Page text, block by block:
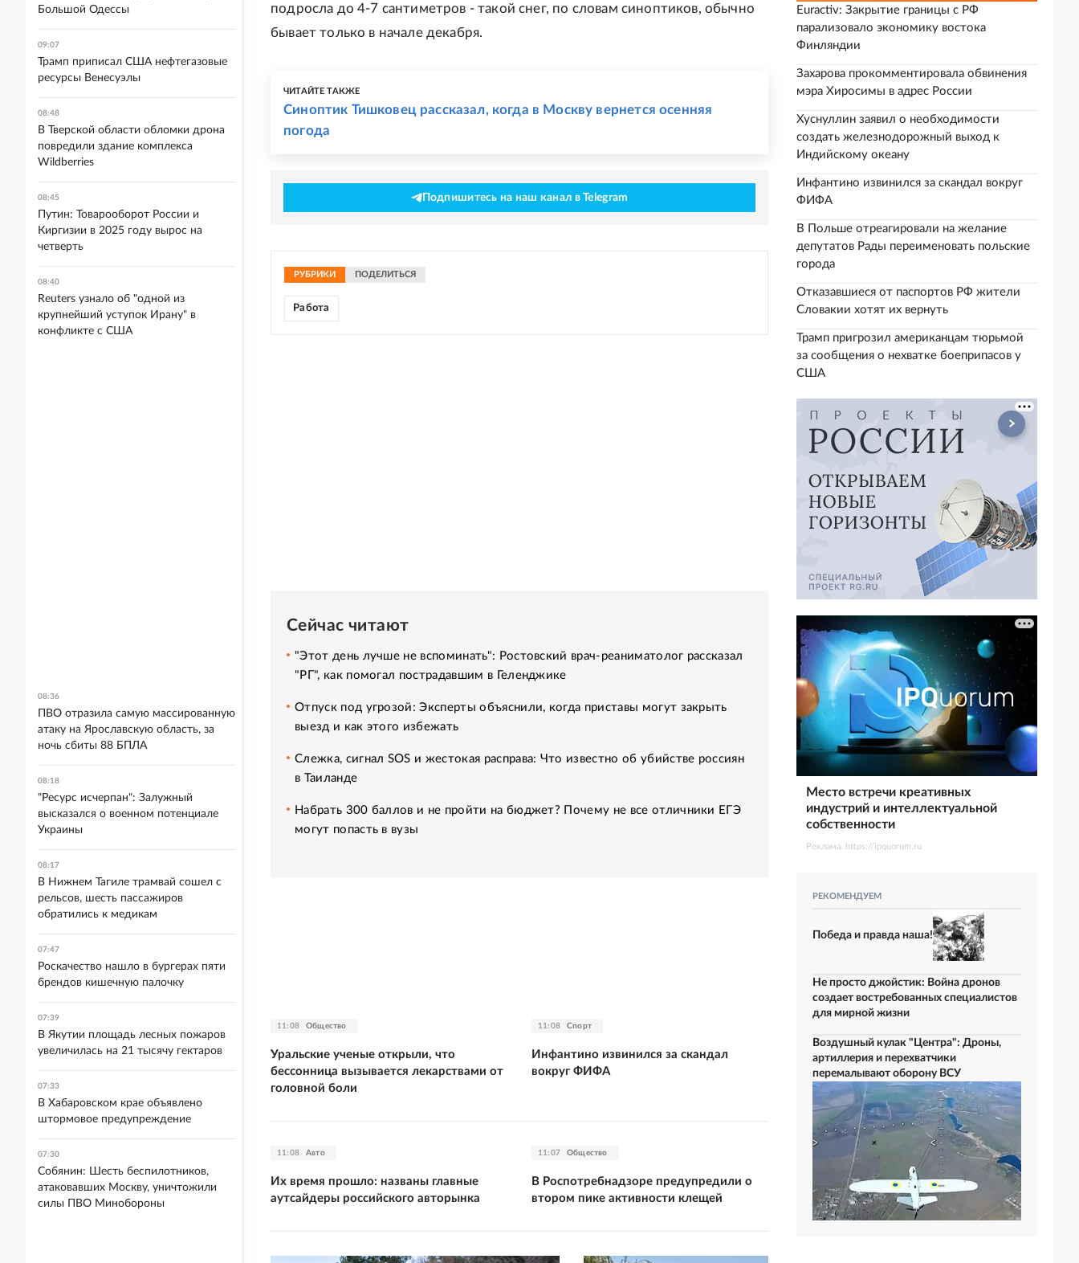
подросла до 4-7 сантиметров - такой снег, по словам синоптиков, обычно
бывает только в начале декабря.
ЧИТАЙТЕ ТАКЖЕ
Синоптик Тишковец рассказал, когда в Москву вернется осенняя
погода
Подпишитесь на наш канал в Telegram
РУБРИКИ ПОДЕЛИТЬСЯ
Работа
Сейчас читают
"Этот день лучше не вспоминать": Ростовский врач-реаниматолог рассказал
"РГ", как помогал пострадавшим в Геленджике
Отпуск под угрозой: Эксперты объяснили, когда приставы могут закрыть
выезд и как этого избежать
Слежка, сигнал SOS и жестокая расправа: Что известно об убийстве россиян
в Таиланде
Набрать 300 баллов и не пройти на бюджет? Почему не все отличники ЕГЭ
могут попасть в вузы
11:08 Общество
Уральские ученые открыли, что
бессонница вызывается лекарствами от
головной боли
11:08 Спорт
Инфантино извинился за скандал
вокруг ФИФА
11:08 Авто
Их время прошло: названы главные
аутсайдеры российского авторынка
11:07 Общество
В Роспотребнадзоре предупредили о
втором пике активности клещей
Euractiv: Закрытие границы с РФ
парализовало экономику востока
Финляндии
Захарова прокомментировала обвинения
мэра Хиросимы в адрес России
Хуснуллин заявил о необходимости
создать железнодорожный выход к
Индийскому океану
Инфантино извинился за скандал вокруг
ФИФА
В Польше отреагировали на желание
депутатов Рады переименовать польские
города
Отказавшиеся от паспортов РФ жители
Словакии хотят их вернуть
Трамп пригрозил американцам тюрьмой
за сообщения о нехватке боеприпасов у
США
Место встречи креативных
индустрий и интеллектуальной
собственности
Реклама. https://ipquorum.ru
РЕКОМЕНДУЕМ
Победа и правда наша!
Не просто джойстик: Война дронов
создает востребованных специалистов
для мирной жизни
Воздушный кулак "Центра": Дроны,
артиллерия и перехватчики
перемалывают оборону ВСУ
Большой Одессы
09:07
Трамп приписал США нефтегазовые
ресурсы Венесуэлы
08:48
В Тверской области обломки дрона
повредили здание комплекса
Wildberries
08:45
Путин: Товарооборот России и
Киргизии в 2025 году вырос на
четверть
08:40
Reuters узнало об "одной из
крупнейший уступок Ирану" в
конфликте с США
08:36
ПВО отразила самую массированную
атаку на Ярославскую область, за
ночь сбиты 88 БПЛА
08:18
"Ресурс исчерпан": Залужный
высказался о военном потенциале
Украины
08:17
В Нижнем Тагиле трамвай сошел с
рельсов, шесть пассажиров
обратились к медикам
07:47
Роскачество нашло в бургерах пяти
брендов кишечную палочку
07:39
В Якутии площадь лесных пожаров
увеличилась на 21 тысячу гектаров
07:33
В Хабаровском крае объявлено
штормовое предупреждение
07:30
Собянин: Шесть беспилотников,
атаковавших Москву, уничтожили
силы ПВО Минобороны